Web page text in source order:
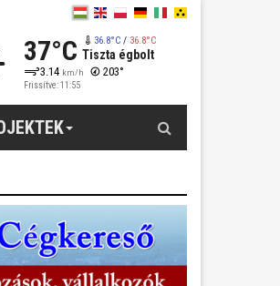
37°C 36.8°C/ 36.8°C
Tiszta égbolt
3.14 km/h 203°
Frissítve: 11:55